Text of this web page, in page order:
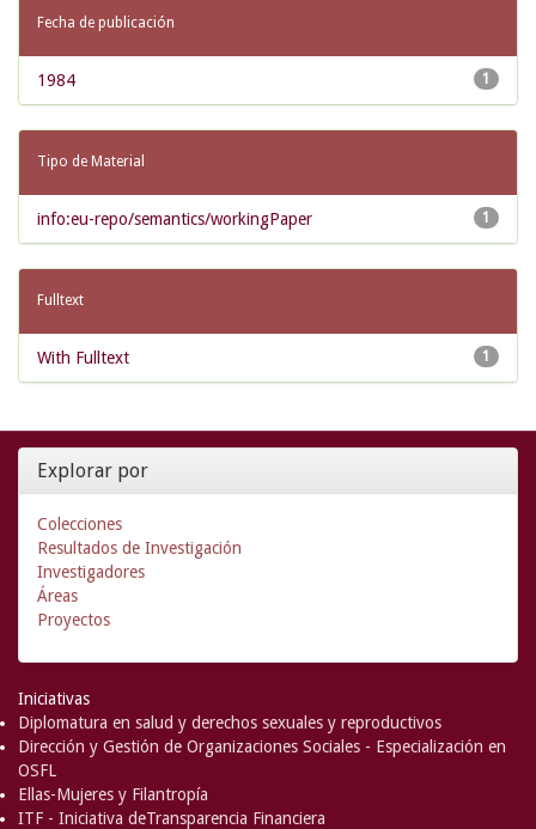
Fecha de publicación
1
1984
Tipo de Material
1
info:eu-repo/semantics/workingPaper
Fulltext
1
With Fulltext
Explorar por
Colecciones
Resultados de Investigación
Investigadores
Áreas
Proyectos
Iniciativas
Diplomatura en salud y derechos sexuales y reproductivos
Dirección y Gestión de Organizaciones Sociales - Especialización en
OSFL
Ellas-Mujeres y Filantropía
ITF - Iniciativa deTransparencia Financiera